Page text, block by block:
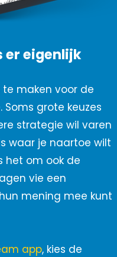
er eigenlijk
te maken voor de
grote keuzes
strategie wil varen
waar je naartoe wilt
het om ook de
vie een
mening mee kunt
app, kies de